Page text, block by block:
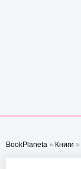
BookPlaneta » Книги »